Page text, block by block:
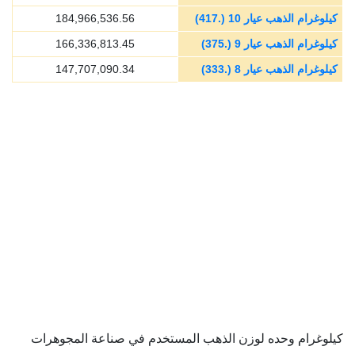
كيلوغرام الذهب عيار 10 (.417)
184,966,536.56
كيلوغرام الذهب عيار 9 (.375)
166,336,813.45
كيلوغرام الذهب عيار 8 (.333)
147,707,090.34
كيلوغرام وحده لوزن الذهب المستخدم في صناعة المجوهرات